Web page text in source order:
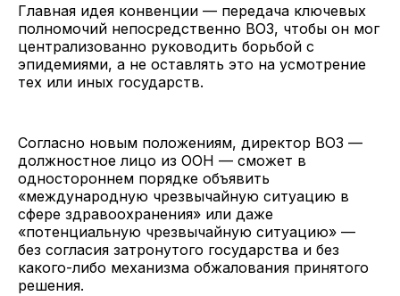
Главная идея конвенции — передача ключевых
полномочий непосредственно ВОЗ, чтобы он мог
централизованно руководить борьбой с
эпидемиями, а не оставлять это на усмотрение
тех или иных государств.
Согласно новым положениям, директор ВОЗ —
должностное лицо из ООН — сможет в
одностороннем порядке объявить
«международную чрезвычайную ситуацию в
сфере здравоохранения» или даже
«потенциальную чрезвычайную ситуацию» —
без согласия затронутого государства и без
какого-либо механизма обжалования принятого
решения.